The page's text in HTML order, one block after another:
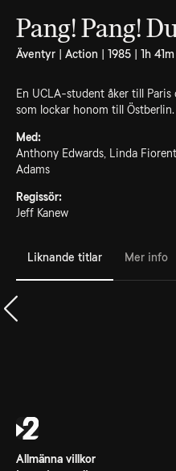
Pang! Pang!
Äventyr | Action | 1985 | 1h 41m
En UCLA-student åker till
som lockar honom till Östberlin.
Med:
Anthony Edwards, Linda
Adams
Regissör:
Jeff Kanew
Liknande titlar Mer info
Allmänna villkor